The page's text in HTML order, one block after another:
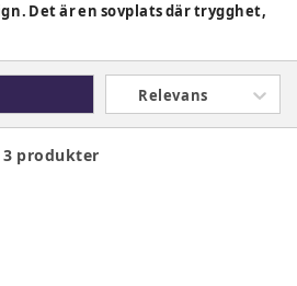
Det är en sovplats där trygghet,
är viktigast. På BabySam hittar
Oavsett om ni söker en
stabil spjälsäng för småbarn eller
första åren hjälper vi dig hitta rätt
Relevans
3 produkter